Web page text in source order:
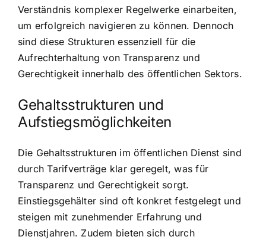
Verständnis komplexer Regelwerke einarbeiten,
um erfolgreich navigieren zu können. Dennoch
sind diese Strukturen essenziell für die
Aufrechterhaltung von Transparenz und
Gerechtigkeit innerhalb des öffentlichen Sektors.
Gehaltsstrukturen und
Aufstiegsmöglichkeiten
Die Gehaltsstrukturen im öffentlichen Dienst sind
durch Tarifverträge klar geregelt, was für
Transparenz und Gerechtigkeit sorgt.
Einstiegsgehälter sind oft konkret festgelegt und
steigen mit zunehmender Erfahrung und
Dienstjahren. Zudem bieten sich durch